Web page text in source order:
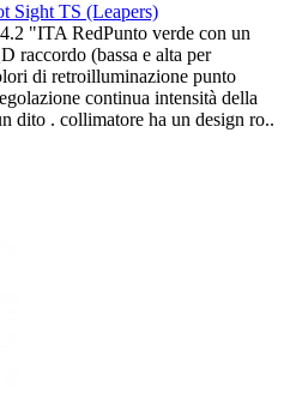
Sight TS (Leapers)
"ITA RedPunto verde con un
raccordo (bassa e alta per
di retroilluminazione punto
continua intensità della
dito . collimatore ha un design ro..